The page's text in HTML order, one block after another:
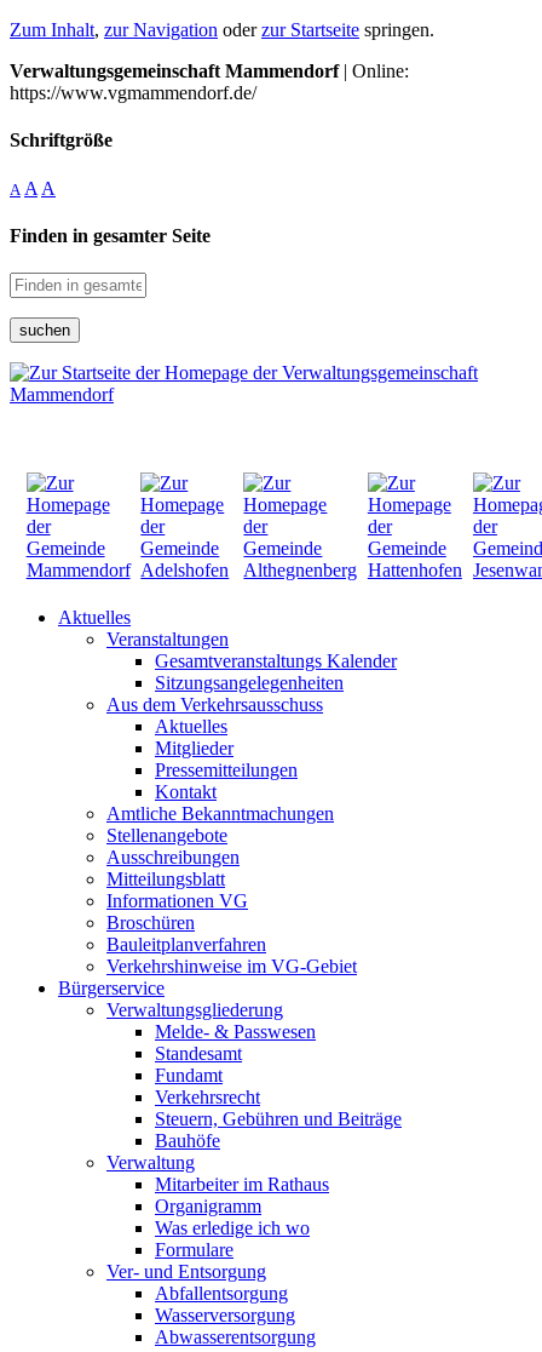
Zum Inhalt, zur Navigation oderzur Startseite springen.
Verwaltungsgemeinschaft Mammendorf| Online:
https://www.vgmammendorf.de/
Schriftgröße
A A A
Finden in gesamter Seite
suchen
Aktuelles
Veranstaltungen
Gesamtveranstaltungs Kalender
Sitzungsangelegenheiten
Aus dem Verkehrsausschuss
Aktuelles
Mitglieder
Pressemitteilungen
Kontakt
Amtliche Bekanntmachungen
Stellenangebote
Ausschreibungen
Mitteilungsblatt
Informationen VG
Broschüren
Bauleitplanverfahren
Verkehrshinweise im VG-Gebiet
Bürgerservice
Verwaltungsgliederung
Melde- & Passwesen
Standesamt
Fundamt
Verkehrsrecht
Steuern, Gebühren und Beiträge
Bauhöfe
Verwaltung
Mitarbeiter im Rathaus
Organigramm
Was erledige ich wo
Formulare
Ver- und Entsorgung
Abfallentsorgung
Wasserversorgung
Abwasserentsorgung